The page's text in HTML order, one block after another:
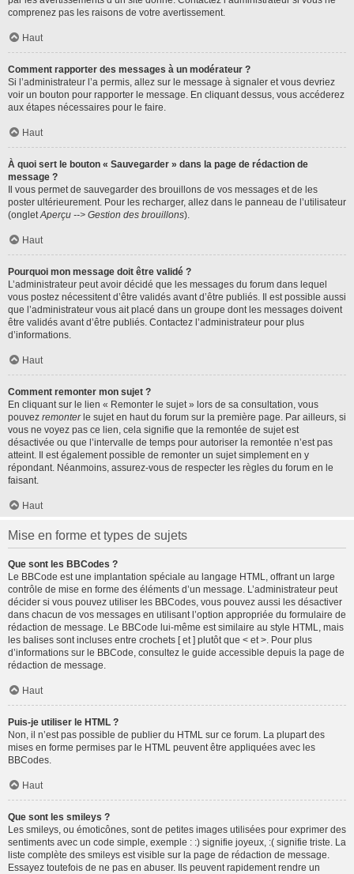
comprenez pas les raisons de votre avertissement.
Haut
Comment rapporter des messages à un modérateur ?
Si l’administrateur l’a permis, allez sur le message à signaler et vous devriez
voir un bouton pour rapporter le message. En cliquant dessus, vous accéderez
aux étapes nécessaires pour le faire.
Haut
À quoi sert le bouton « Sauvegarder » dans la page de rédaction de
message ?
Il vous permet de sauvegarder des brouillons de vos messages et de les
poster ultérieurement. Pour les recharger, allez dans le panneau de l’utilisateur
(ongletAperçu --> Gestion des brouillons).
Haut
Pourquoi mon message doit être validé ?
L’administrateur peut avoir décidé que les messages du forum dans lequel
vous postez nécessitent d’être validés avant d’être publiés. Il est possible aussi
que l’administrateur vous ait placé dans un groupe dont les messages doivent
être validés avant d’être publiés. Contactez l’administrateur pour plus
d’informations.
Haut
Comment remonter mon sujet ?
En cliquant sur le lien « Remonter le sujet » lors de sa consultation, vous
pouvez remonterle sujet en haut du forum sur la première page. Par ailleurs, si
vous ne voyez pas ce lien, cela signifie que la remontée de sujet est
désactivée ou que l’intervalle de temps pour autoriser la remontée n’est pas
atteint. Il est également possible de remonter un sujet simplement en y
répondant. Néanmoins, assurez-vous de respecter les règles du forum en le
faisant.
Haut
Mise en forme et types de sujets
Que sont les BBCodes ?
Le BBCode est une implantation spéciale au langage HTML, offrant un large
contrôle de mise en forme des éléments d’un message. L’administrateur peut
décider si vous pouvez utiliser les BBCodes, vous pouvez aussi les désactiver
dans chacun de vos messages en utilisant l’option appropriée du formulaire de
rédaction de message. Le BBCode lui-même est similaire au style HTML, mais
les balises sont incluses entre crochets [ et ] plutôt que < et >. Pour plus
d’informations sur le BBCode, consultez le guide accessible depuis la page de
rédaction de message.
Haut
Puis-je utiliser le HTML ?
Non, il n’est pas possible de publier du HTML sur ce forum. La plupart des
mises en forme permises par le HTML peuvent être appliquées avec les
BBCodes.
Haut
Que sont les smileys ?
Les smileys, ou émoticônes, sont de petites images utilisées pour exprimer des
sentiments avec un code simple, exemple : :) signifie joyeux, :( signifie triste. La
liste complète des smileys est visible sur la page de rédaction de message.
Essayez toutefois de ne pas en abuser. Ils peuvent rapidement rendre un